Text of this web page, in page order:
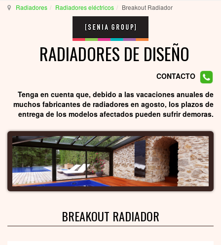
Radiadores Radiadores eléctricos Breakout Radiador
RADIADORES DE DISEÑO
CONTACTO
Tenga en cuenta que, debido a las vacaciones anuales de
muchos fabricantes de radiadores en agosto, los plazos de
entrega de los modelos afectados pueden sufrir demoras.
BREAKOUT RADIADOR